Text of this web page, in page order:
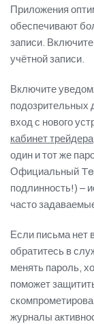
Приложения
обеспечивают
записи.
учётной записи.
Включите
подозрительных
вход с нового
кабинет трейдера
один и тот же
Официальный
подлинность!) –
часто
Если письма нет
обратитесь в
менять пароль,
поможет
журналы